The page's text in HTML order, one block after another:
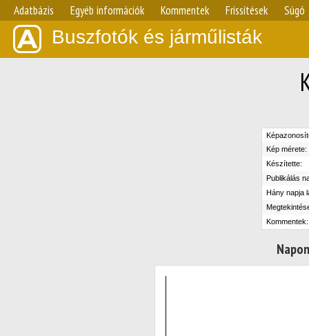
Adatbázis Egyéb információk Kommentek Frissítések Súgó
Buszfotók és járműlisták
Kép mérete:
Készítette:
Publikálás
Hány napja
Kommentek: